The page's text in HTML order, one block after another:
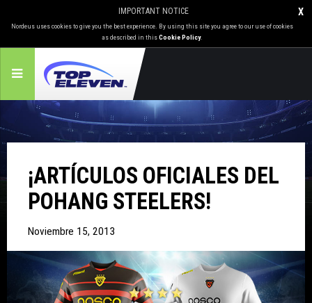
X
IMPORTANT NOTICE
Nordeus uses cookies to give you the best experience. By using this site you agree to our use of cookies
as described in thisCookie Policy.
¡ARTÍCULOS OFICIALES DEL
POHANG STEELERS!
Noviembre 15, 2013